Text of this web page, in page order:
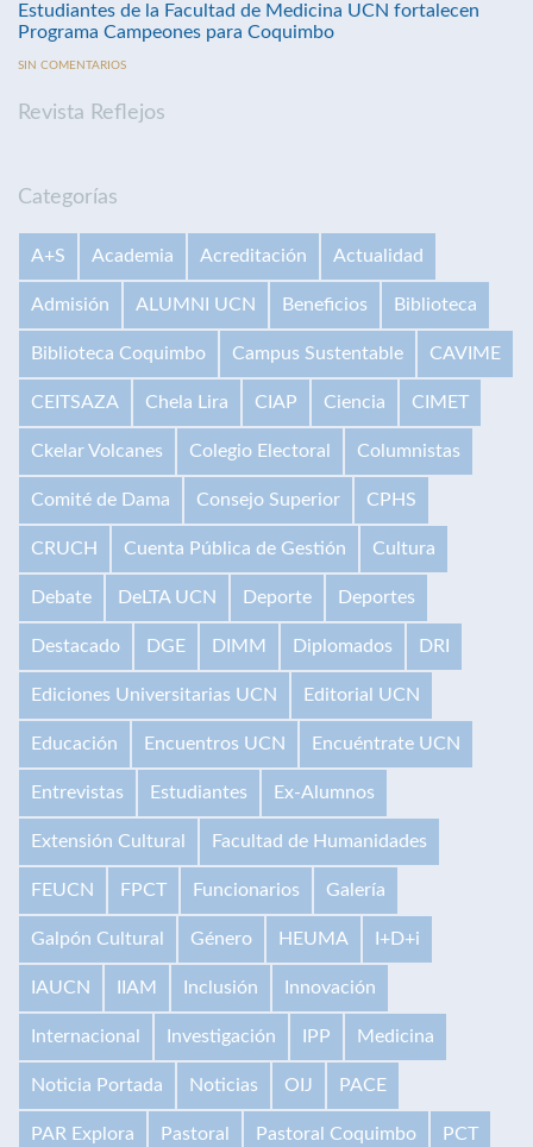
Estudiantes de la Facultad de Medicina UCN fortalecen
Programa Campeones para Coquimbo
SIN COMENTARIOS
Revista Reflejos
Categorías
A+S Academia Acreditación Actualidad
Admisión ALUMNI UCN Beneficios Biblioteca
Biblioteca Coquimbo Campus Sustentable CAVIME
CEITSAZA Chela Lira CIAP Ciencia CIMET
Ckelar Volcanes Colegio Electoral Columnistas
Comité de Dama Consejo Superior CPHS
CRUCH Cuenta Pública de Gestión Cultura
Debate DeLTA UCN Deporte Deportes
Destacado DGE DIMM Diplomados DRI
Ediciones Universitarias UCN Editorial UCN
Educación Encuentros UCN Encuéntrate UCN
Entrevistas Estudiantes Ex-Alumnos
Extensión Cultural Facultad de Humanidades
FEUCN FPCT Funcionarios Galería
Galpón Cultural Género HEUMA I+D+i
IAUCN IIAM Inclusión Innovación
Internacional Investigación IPP Medicina
Noticia Portada Noticias OIJ PACE
PAR Explora Pastoral Pastoral Coquimbo PCT